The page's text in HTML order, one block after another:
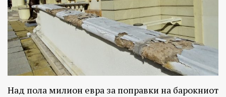
Над пола милион евра за поправки на барокниот